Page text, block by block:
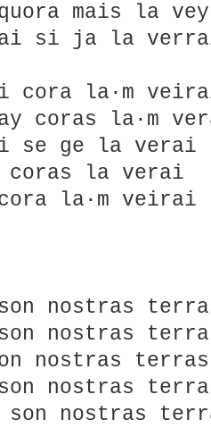
mais la
sai si ja la
cora la·m
coras la·m
se ge la verai
coras la verai
la·m veirai
nostras
nostras
nostras
nostras
son nostras